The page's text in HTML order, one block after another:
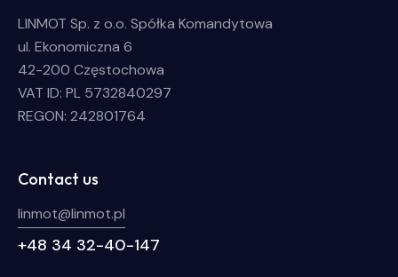
LINMOT Sp. z o.o. Spółka Komandytowa
ul. Ekonomiczna 6
42-200 Częstochowa
VAT ID: PL 5732840297
REGON: 242801764
Contact us
linmot@linmot.pl
+48 34 32-40-147